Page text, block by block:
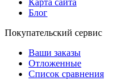
Карта сайта
Блог
Покупательский сервис
Ваши заказы
Отложенные
Список сравнения